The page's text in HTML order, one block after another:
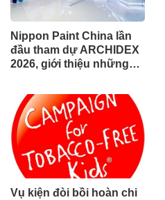
Nippon Paint China lần
đầu tham dự ARCHIDEX
2026, giới thiệu những
công nghiệp
Vụ kiện đòi bồi hoàn chi